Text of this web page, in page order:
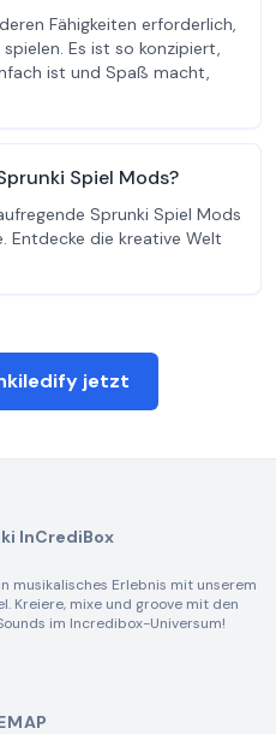
Fähigkeiten erforderlich,
Es ist so konzipiert,
ist und Spaß macht,
Spiel Mods?
Sprunki Spiel Mods
Entdecke die kreative Welt
jetzt
InCrediBox
musikalisches Erlebnis mit unserem
Kreiere, mixe und groove mit den
im Incredibox-Universum!